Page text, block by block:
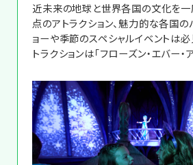
近未来の地球と世界各国の文化を一
点のアトラクション、魅力的な各国の
ョーや季節のスペシャルイベントは必
トラクションは「フローズン・エバー・